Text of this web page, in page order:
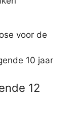
voor de
10 jaar
12